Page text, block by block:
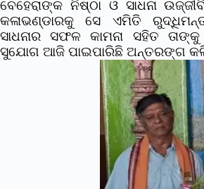
ବେହେରାଙ୍କ ନିଷ୍ଠା ଓ ସାଧନା
କଳାଭଣ୍ଡାରକୁ ସେ ଏମିତି
ସାଧନାର ସଫଳ କାମନା ସହିତ
ସୁଯୋଗ ଆଜି ପାଇପାରିଛି ଅନ୍ତରଙ୍ଗ